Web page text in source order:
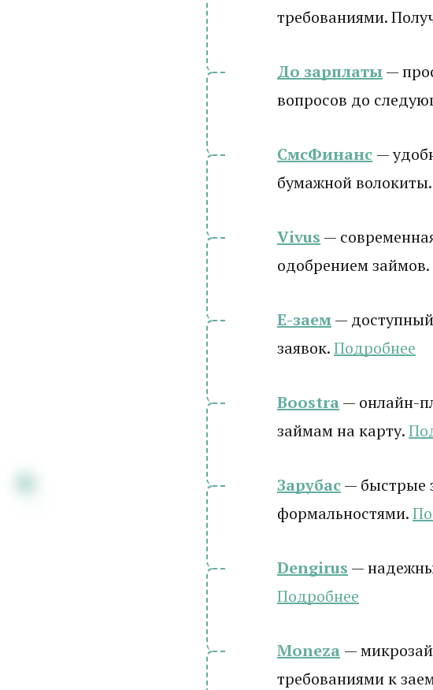
требованиями.
До зарплаты—
вопросов до
СмсФинанс —
бумажной волокиты.
Vivus —
одобрением
Е-заем—
заявок.Подробнее
Boostra— онлайн-
займам на карту.
Зарубас— быстрые
формальностями.
Dengirus —
Подробнее
Moneza —
требованиями к